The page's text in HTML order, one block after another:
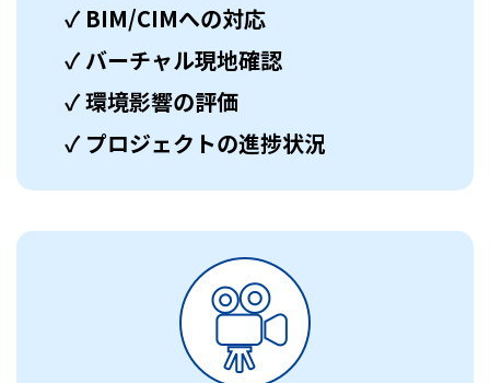
✓ BIM/CIMへの対応
✓ バーチャル現地確認
✓ 環境影響の評価
✓ プロジェクトの進捗状況